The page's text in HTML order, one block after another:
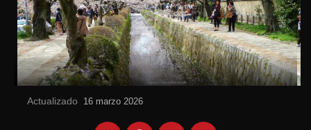
Actualizado 16 marzo 2026